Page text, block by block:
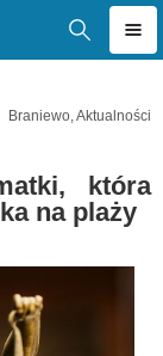
Braniewo,Aktualności
która
na plaży